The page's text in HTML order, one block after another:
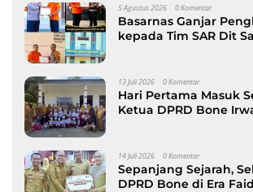
5 Agustus 2026 0 Komentar
Basarnas Ganjar
kepada Tim SAR Dit
13 Juli 2026 0 Komentar
Hari Pertama Masuk
Ketua DPRD Bone
14 Juli 2026 0 Komentar
Sepanjang Sejarah,
DPRD Bone di Era